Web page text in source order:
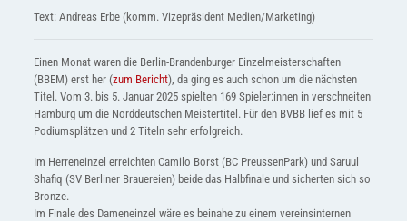
Text: Andreas Erbe (komm. Vizepräsident Medien/Marketing)
Einen Monat waren die Berlin-Brandenburger Einzelmeisterschaften
(BBEM) erst her (zum Bericht), da ging es auch schon um die nächsten
Titel. Vom 3. bis 5. Januar 2025 spielten 169 Spieler:innen in verschneiten
Hamburg um die Norddeutschen Meistertitel. Für den BVBB lief es mit 5
Podiumsplätzen und 2 Titeln sehr erfolgreich.
Im Herreneinzel erreichten Camilo Borst (BC PreussenPark) und Saruul
Shafiq (SV Berliner Brauereien) beide das Halbfinale und sicherten sich so
Bronze.
Im Finale des Dameneinzel wäre es beinahe zu einem vereinsinternen